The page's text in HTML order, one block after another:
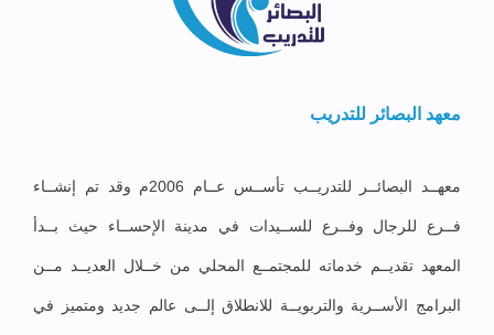
معهد البصائر للتدريب
معهــد البصائــر للتدريــب تأســس عــام 2006م وقد تم إنشــاء
فــرع للرجال وفــرع للســيدات في مدينة الإحســاء حيث بــدأ
المعهد تقديــم خدماته للمجتمــع المحلي من خــلال العديــد مــن
البرامج الأســرية والتربويــة للانطلاق إلــى عالم جديد ومتميز في